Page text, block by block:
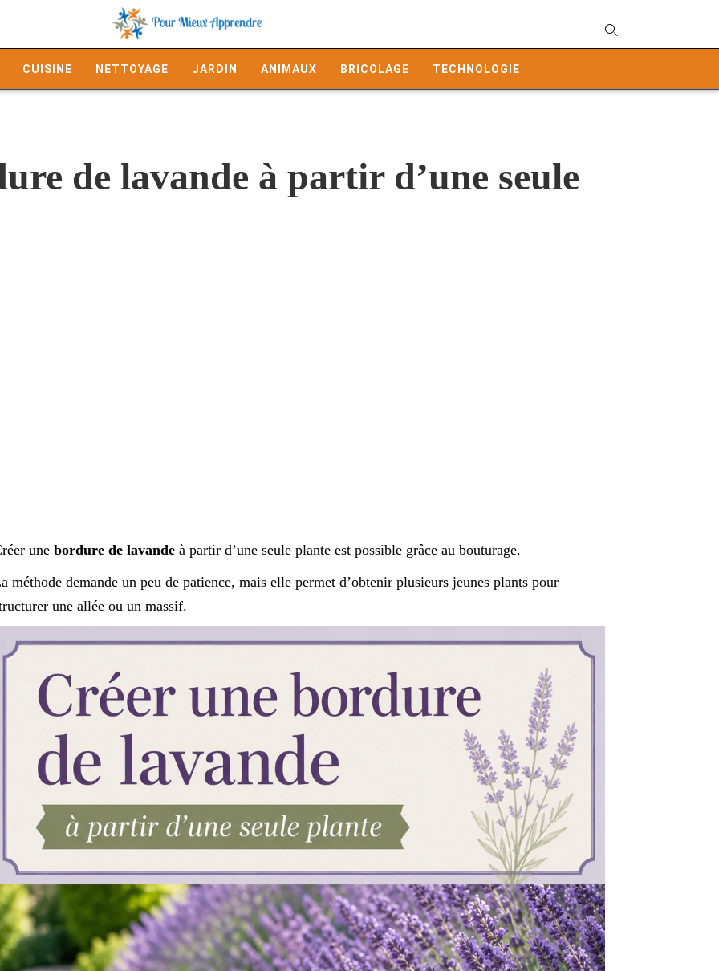
CUISINE NETTOYAGE JARDIN ANIMAUX BRICOLAGE TECHNOLOGIE
de lavande à partir d’une seule
une bordure de lavandeà partir d’une seule plante est possible grâce au bouturage.
méthode demande un peu de patience, mais elle permet d’obtenir plusieurs jeunes plants pour
une allée ou un massif.